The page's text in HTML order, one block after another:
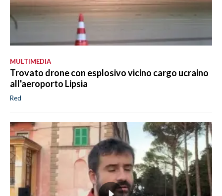
MULTIMEDIA
Trovato drone con esplosivo vicino cargo ucraino
all'aeroporto Lipsia
Red